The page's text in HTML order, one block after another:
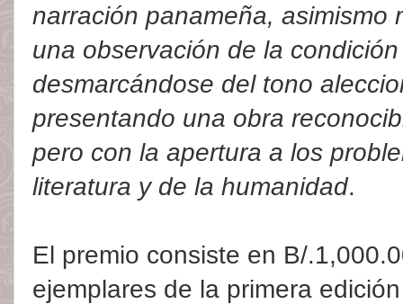
narración panameña, asimismo
una observación de la
desmarcándose del tono
presentando una obra
pero con la apertura a los
literatura y de la humanidad.
El premio consiste en B/
ejemplares de la primera